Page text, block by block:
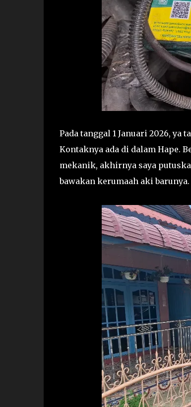
Pada tanggal 1 Januari 2026, ya
Kontaknya ada di dalam Hape.
mekanik, akhirnya saya
bawakan kerumaah aki